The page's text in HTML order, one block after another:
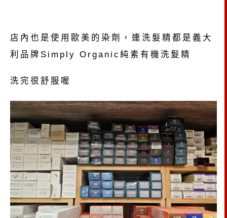
店內也是使用歐美的染劑，連洗髮精都是義大
利品牌Simply Organic純素有機洗髮精
洗完很舒服喔